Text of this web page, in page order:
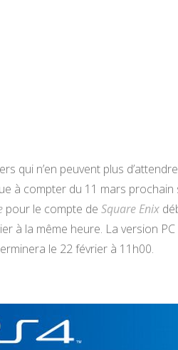
qui n’en peuvent plus
à compter du 11 mars prochain
pour le compte de Square Enix
à la même heure. La version
le 22 février à 11h00.